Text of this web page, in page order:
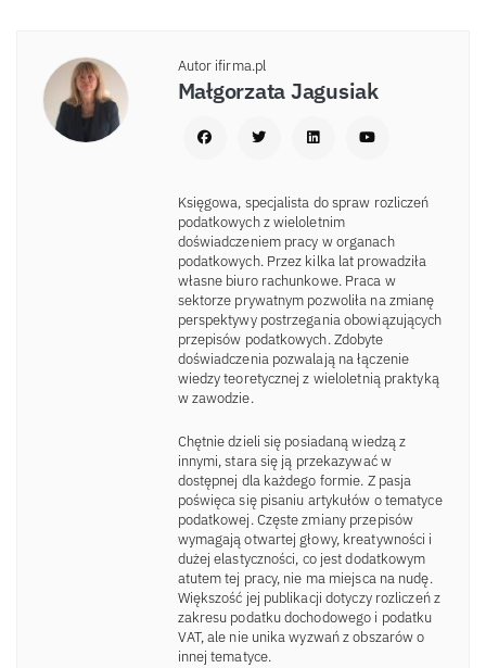
Autor ifirma.pl
Małgorzata Jagusiak
Księgowa, specjalista do spraw rozliczeń
podatkowych z wieloletnim
doświadczeniem pracy w organach
podatkowych. Przez kilka lat prowadziła
własne biuro rachunkowe. Praca w
sektorze prywatnym pozwoliła na zmianę
perspektywy postrzegania obowiązujących
przepisów podatkowych. Zdobyte
doświadczenia pozwalają na łączenie
wiedzy teoretycznej z wieloletnią praktyką
w zawodzie.
Chętnie dzieli się posiadaną wiedzą z
innymi, stara się ją przekazywać w
dostępnej dla każdego formie. Z pasja
poświęca się pisaniu artykułów o tematyce
podatkowej. Częste zmiany przepisów
wymagają otwartej głowy, kreatywności i
dużej elastyczności, co jest dodatkowym
atutem tej pracy, nie ma miejsca na nudę.
Większość jej publikacji dotyczy rozliczeń z
zakresu podatku dochodowego i podatku
VAT, ale nie unika wyzwań z obszarów o
innej tematyce.